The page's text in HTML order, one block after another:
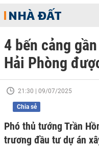
NHÀ ĐẤT
4 bến cảng
Hải Phòng
21:30 | 09/07/2025
Chia sẻ
Phó thủ tướng Trần
trương đầu tư dự án